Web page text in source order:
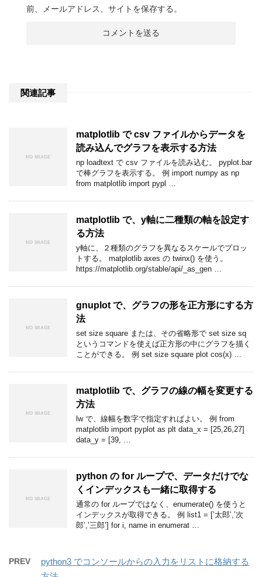
前、メールアドレス、サイトを保存する。
関連記事
matplotlib で csv ファイルからデータを
読み込んでグラフを表示する方法
np loadtext で csv ファイルを読み込む。 pyplot.bar
で棒グラフを表示する。 例 import numpy as np
from matplotlib import pypl …
matplotlib で、y軸に二種類の軸を設定す
る方法
y軸に、２種類のグラフを異なるスケールでプロッ
トする。 matplotlib axes の twinx() を使う。
https://matplotlib.org/stable/api/_as_gen …
gnuplot で、グラフの形を正方形にする方
法
set size square または、その省略形で set size sq
というコマンドを使えば正方形の中にグラフを描く
ことができる。 例 set size square plot cos(x) …
matplotlib で、グラフの線の幅を変更する
方法
lw で、線幅を数字で指定すればよい。 例 from
matplotlib import pyplot as plt data_x = [25,26,27]
data_y = [39, …
python の for ループで、データだけでな
くインデックスも一緒に取得する
通常の for ループではなく、enumerate() を使うと
インデックスが取得できる。 例 list1 = [’太郎’,’次
郎’,’三郎’] for i, name in enumerat …
PREV
python3 でコンソールからの入力をリストに格納する